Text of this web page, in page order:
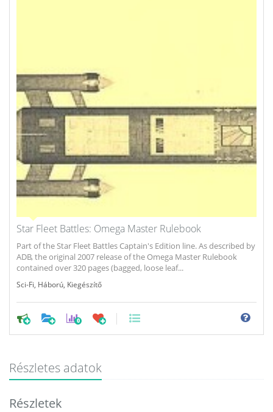
Star Fleet Battles: Omega Master Rulebook
Part of the Star Fleet Battles Captain's Edition line. As described by
ADB, the original 2007 release of the Omega Master Rulebook
contained over 320 pages (bagged, loose leaf...
Sci-Fi Háború Kiegészítő
0
Részletes adatok
Részletek